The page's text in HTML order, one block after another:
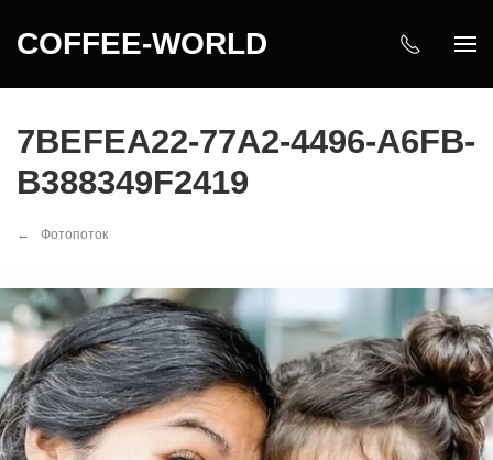
COFFEE-WORLD
7BEFEA22-77A2-4496-A6FB-
B388349F2419
Фотопоток